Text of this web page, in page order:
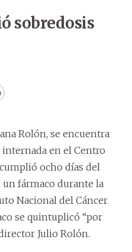
sobredosis
Rolón, se encuentra
en el Centro
ocho días del
un fármaco durante la
Nacional del Cáncer
se quintuplicó “por
Julio Rolón.